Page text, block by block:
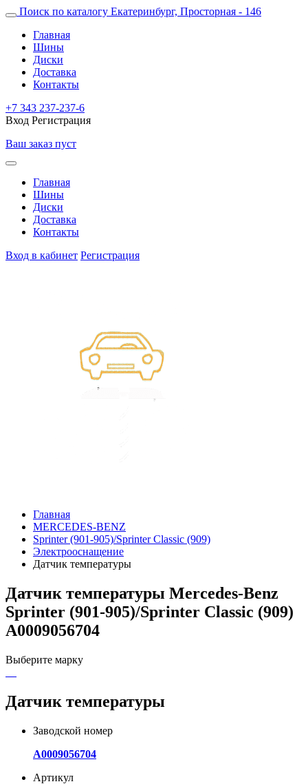
Поиск по каталогу Екатеринбург, Просторная - 146
Главная
Шины
Диски
Доставка
Контакты
+7 343 237-237-6
Вход Регистрация
Ваш заказ пуст
Главная
Шины
Диски
Доставка
Контакты
Вход в кабинет Регистрация
Главная
MERCEDES-BENZ
Sprinter (901-905)/Sprinter Classic (909)
Электрооснащение
Датчик температуры
Датчик температуры Mercedes-Benz
Sprinter (901-905)/Sprinter Classic (909)
A0009056704
Выберите марку
Датчик температуры
Заводской номер
A0009056704
Артикул